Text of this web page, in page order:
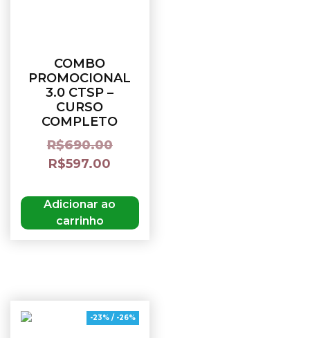
COMBO
PROMOCIONAL
3.0 CTSP –
CURSO
COMPLETO
R$690.00
R$597.00
Adicionar ao
carrinho
-23% / -26%